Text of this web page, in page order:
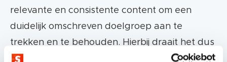
relevante en consistente content om een
duidelijk omschreven doelgroep aan te
trekken en te behouden. Hierbij draait het dus
meer om voortdurend in contact te staan met